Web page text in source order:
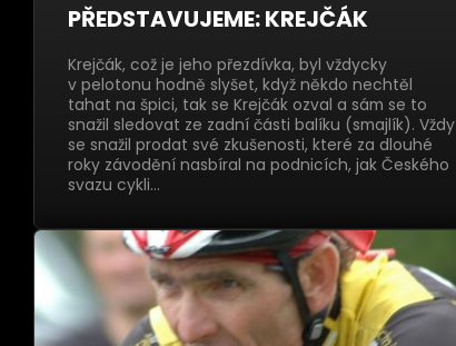
PŘEDSTAVUJEME: KREJČÁK
Krejčák, což je jeho přezdívka, byl vždycky
v pelotonu hodně slyšet, když někdo nechtěl
tahat na špici, tak se Krejčák ozval a sám se to
snažil sledovat ze zadní části balíku (smajlík). Vždy
se snažil prodat své zkušenosti, které za dlouhé
roky závodění nasbíral na podnicích, jak Českého
svazu cykli…